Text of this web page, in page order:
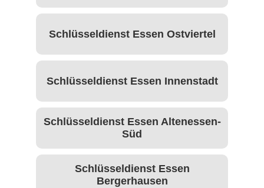
Schlüsseldienst Essen Ostviertel
Schlüsseldienst Essen Innenstadt
Schlüsseldienst Essen Altenessen-
Süd
Schlüsseldienst Essen
Bergerhausen